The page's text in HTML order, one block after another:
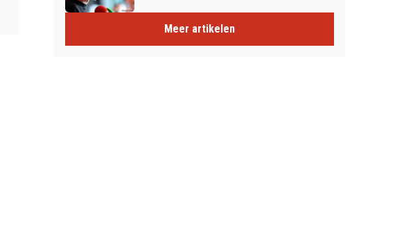
Meer artikelen